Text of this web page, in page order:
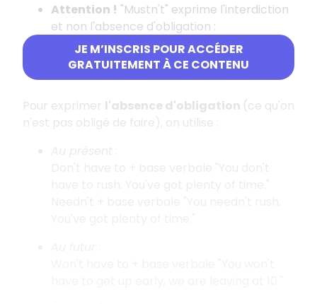
JE M’INSCRIS POUR ACCÉDER
GRATUITEMENT À CE CONTENU
Attention ! "Mustn't" exprime l'interdiction
et non l'absence d'obligation :
"You mustn't make noise" = tu ne dois pas
faire de bruit. (C'est interdit.)
Pour exprimer l'absence d'obligation (ce qu'on
n'est pas obligé de faire), on utilise :